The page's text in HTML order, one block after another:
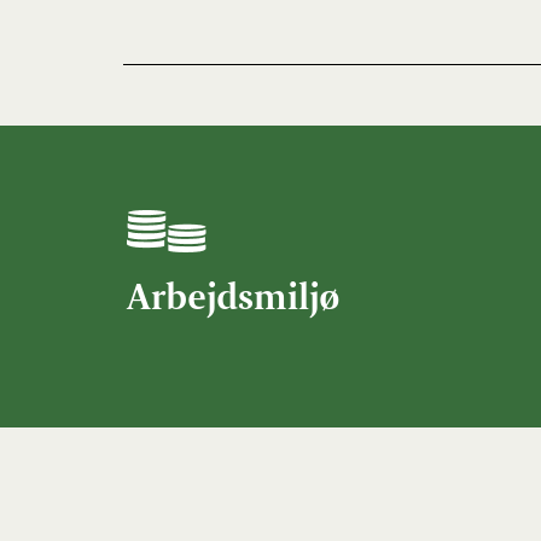
Arbejdsmiljø